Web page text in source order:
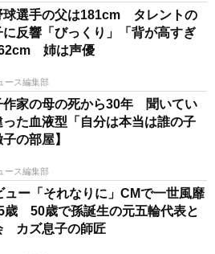
球選手の父は181cm タレントの
に反響「びっくり」「背が高すぎ
姉は声優
ース編集部
作家の母の死から30年 聞いてい
った血液型「自分は本当は誰の子
の部屋】
ース編集部
ュー「それなりに」CMで一世風靡
歳 50歳で孫誕生の元五輪代表と
カズ息子の師匠